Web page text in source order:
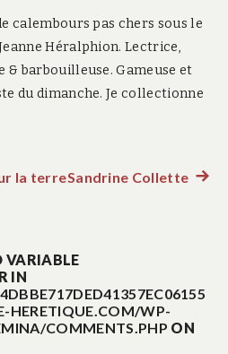
calembours pas chers sous le
Héralphion. Lectrice,
& barbouilleuse. Gameuse et
du dimanche. Je collectionne
la terreSandrine Collette
VARIABLE
IN
HERETIQUE.COM/WP-
COMMENTS.PHP ON